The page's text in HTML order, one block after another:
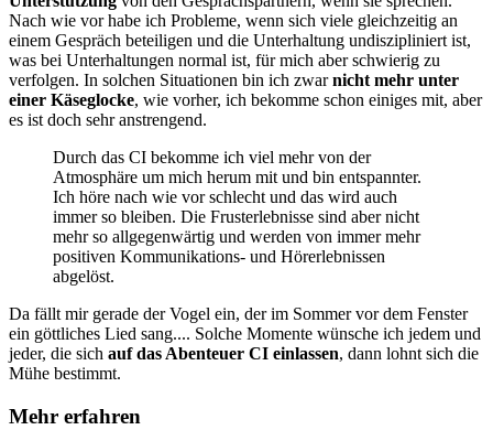
Nach wie vor habe ich Probleme, wenn sich viele gleichzeitig an
einem Gespräch beteiligen und die Unterhaltung undiszipliniert ist,
was bei Unterhaltungen normal ist, für mich aber schwierig zu
verfolgen. In solchen Situationen bin ich zwarnicht mehr unter
einer Käseglocke, wie vorher, ich bekomme schon einiges mit, aber
es ist doch sehr anstrengend.
Durch das CI bekomme ich viel mehr von der
Atmosphäre um mich herum mit und bin entspannter.
Ich höre nach wie vor schlecht und das wird auch
immer so bleiben. Die Frusterlebnisse sind aber nicht
mehr so allgegenwärtig und werden von immer mehr
positiven Kommunikations- und Hörerlebnissen
abgelöst.
Da fällt mir gerade der Vogel ein, der im Sommer vor dem Fenster
ein göttliches Lied sang.... Solche Momente wünsche ich jedem und
jeder, die sich auf das Abenteuer CI einlassen, dann lohnt sich die
Mühe bestimmt.
Mehr erfahren